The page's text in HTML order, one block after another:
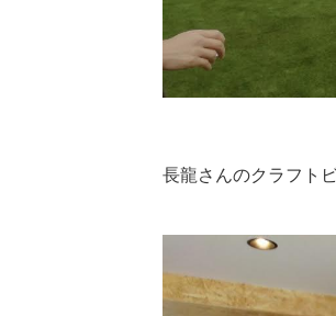
長龍さんのクラフト